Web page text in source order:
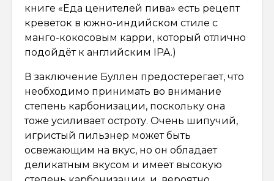
книге «Еда ценителей пива» есть рецепт
креветок в южно-индийском стиле с
манго-кокосовым карри, который отлично
подойдёт к английским IPA.)
В заключение Буллен предостерегает, что
необходимо принимать во внимание
степень карбонизации, поскольку она
тоже усиливает остроту. Очень шипучий,
игристый пильзнер может быть
освежающим на вкус, но он обладает
деликатным вкусом и имеет высокую